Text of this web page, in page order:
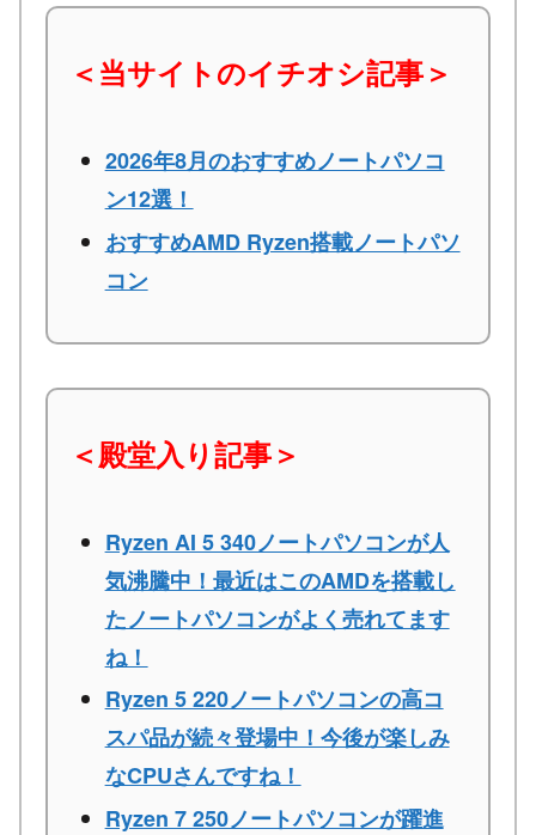
＜当サイトのイチオシ記事＞
2026年8月のおすすめノートパソコ
ン12選！
おすすめAMD Ryzen搭載ノートパソ
コン
＜殿堂入り記事＞
Ryzen AI 5 340ノートパソコンが人
気沸騰中！最近はこのAMDを搭載し
たノートパソコンがよく売れてます
ね！
Ryzen 5 220ノートパソコンの高コ
スパ品が続々登場中！今後が楽しみ
なCPUさんですね！
Ryzen 7 250ノートパソコンが躍進